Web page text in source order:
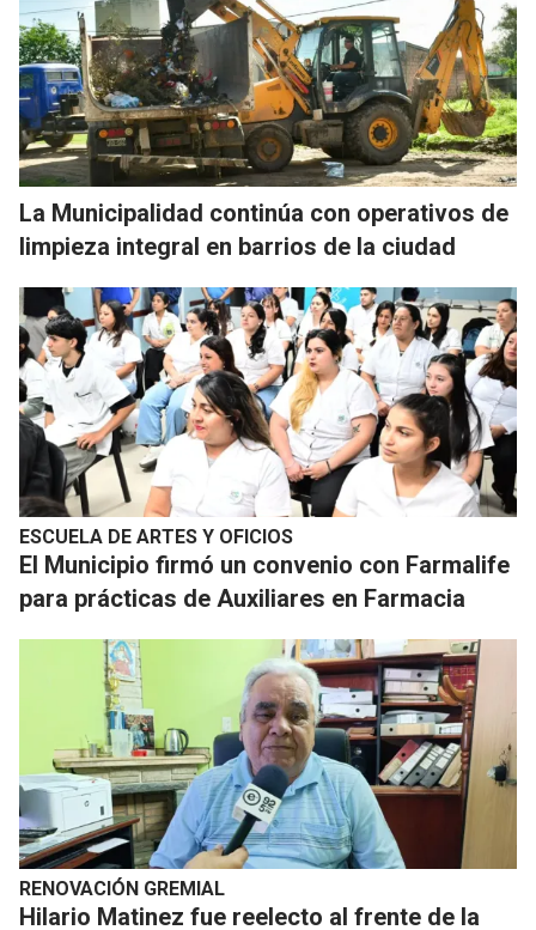
La Municipalidad continúa con operativos de
limpieza integral en barrios de la ciudad
ESCUELA DE ARTES Y OFICIOS
El Municipio firmó un convenio con Farmalife
para prácticas de Auxiliares en Farmacia
RENOVACIÓN GREMIAL
Hilario Matinez fue reelecto al frente de la